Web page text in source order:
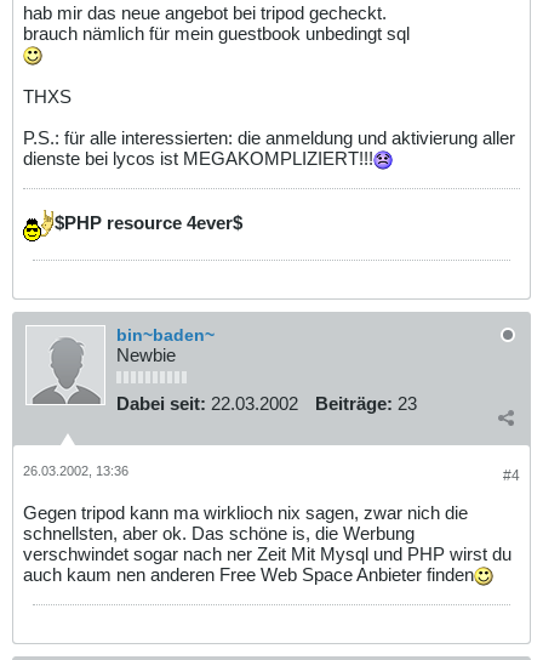
hab mir das neue angebot bei tripod gecheckt.
brauch nämlich für mein guestbook unbedingt sql
THXS
P.S.: für alle interessierten: die anmeldung und aktivierung aller
dienste bei lycos ist MEGAKOMPLIZIERT!!!
$PHP resource 4ever$
bin~baden~
Newbie
Dabei seit: 22.03.2002 Beiträge: 23
#4
26.03.2002, 13:36
Gegen tripod kann ma wirklioch nix sagen, zwar nich die
schnellsten, aber ok. Das schöne is, die Werbung
verschwindet sogar nach ner Zeit Mit Mysql und PHP wirst du
auch kaum nen anderen Free Web Space Anbieter finden